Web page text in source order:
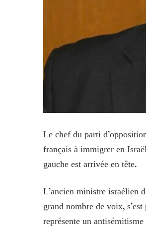
Le chef du parti
français à immigrer en
gauche est arrivée en tête.
L’ancien ministre israélien
grand nombre de voix,
représente un